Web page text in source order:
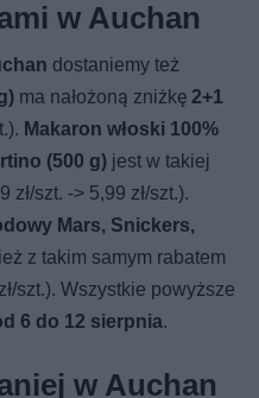
w Auchan
dostaniemy też
ma nałożoną zniżkę2+1
Makaron włoski 100%
(500 g) jest w takiej
zł/szt. -> 5,99 zł/szt.).
Mars, Snickers,
z takim samym rabatem
szt.). Wszystkie powyższe
6 do 12 sierpnia.
w Auchan